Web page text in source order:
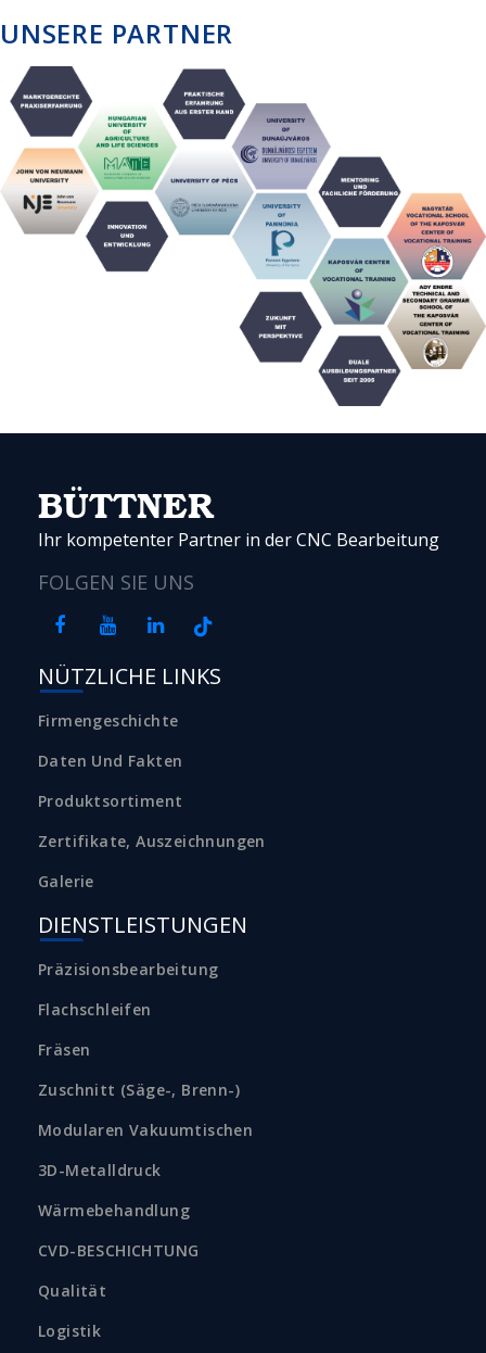
UNSERE PARTNER
BÜTTNER
Ihr kompetenter Partner in der CNC Bearbeitung
FOLGEN SIE UNS
NÜTZLICHE LINKS
Firmengeschichte
Daten Und Fakten
Produktsortiment
Zertifikate, Auszeichnungen
Galerie
DIENSTLEISTUNGEN
Präzisionsbearbeitung
Flachschleifen
Fräsen
Zuschnitt (Säge-, Brenn-)
Modularen Vakuumtischen
3D-Metalldruck
Wärmebehandlung
CVD-BESCHICHTUNG
Qualität
Logistik